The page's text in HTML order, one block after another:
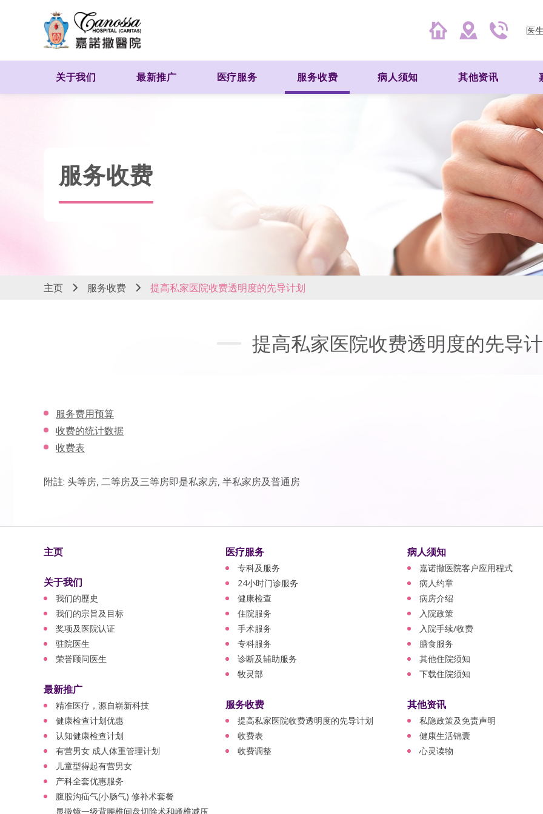
医
关于我们 最新推广 医疗服务 服务收费 病人须知 其他资讯
服务收费
主页 服务收费 提高私家医院收费透明度的先导计划
提高私家医院收费透明度的先导
服务费用预算
收费的统计数据
收费表
附註: 头等房, 二等房及三等房即是私家房, 半私家房及普通房
主页
关于我们
我们的歷史
我们的宗旨及目标
奖项及医院认证
驻院医生
荣誉顾问医生
最新推广
精准医疗，源自崭新科技
健康检查计划优惠
认知健康检查计划
有营男女 成人体重管理计划
儿童型得起有营男女
产科全套优惠服务
腹股沟疝气(小肠气) 修补术套餐
显微镜一级背腰椎间盘切除术和嵴椎减压
医疗服务
专科及服务
24小时门诊服务
健康检查
住院服务
手术服务
专科服务
诊断及辅助服务
牧灵部
服务收费
提高私家医院收费透明度的先导计划
收费表
收费调整
病人须知
嘉诺撒医院客户应用程式
病人约章
病房介绍
入院政策
入院手续/收费
膳食服务
其他住院须知
下载住院须知
其他资讯
私隐政策及免责声明
健康生活锦囊
心灵读物